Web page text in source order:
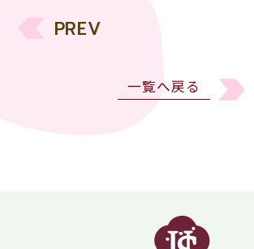
PREV
一覧へ戻る